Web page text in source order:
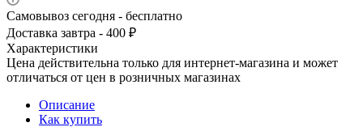
Самовывоз сегодня - бесплатно
Доставка завтра - 400 ₽
Характеристики
Цена действительна только для интернет-магазина и может
отличаться от цен в розничных магазинах
Описание
Как купить